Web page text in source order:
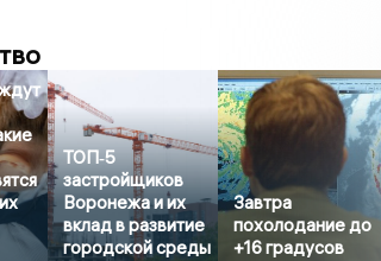
ТОП‑5
застройщиков
Воронежа и их
вклад в развитие
городской среды
Завтра
похолодание до
+16 градусов